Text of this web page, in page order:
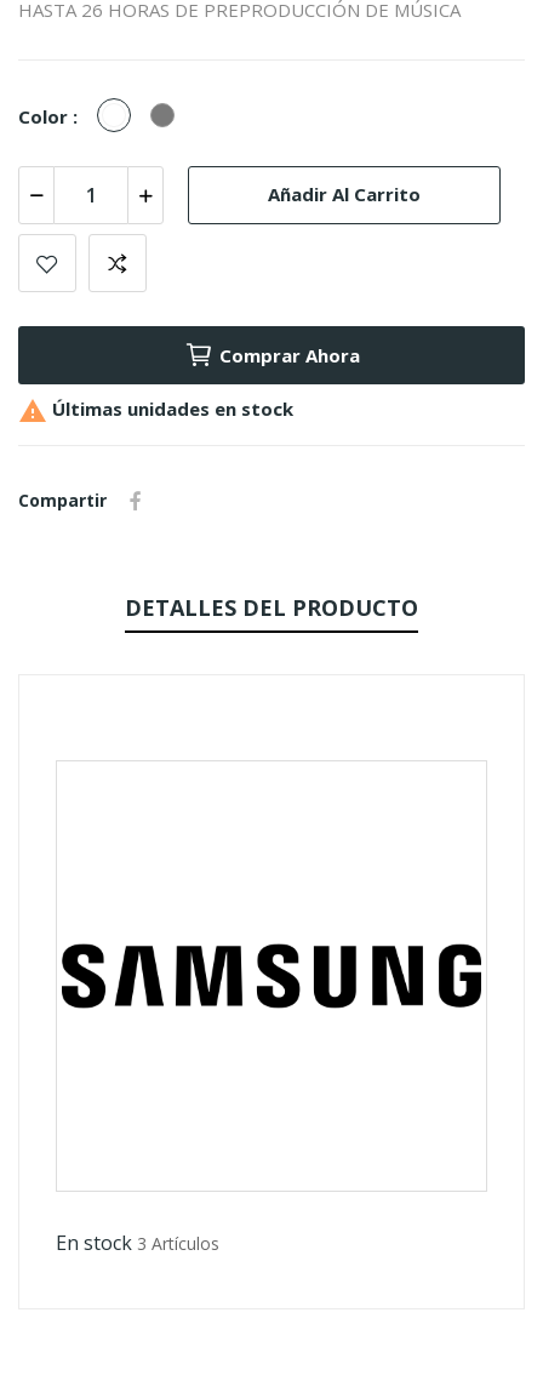
HASTA 26 HORAS DE PREPRODUCCIÓN DE MÚSICA
Color : Galaxy
White
Gray
Añadir Al Carrito
Comprar Ahora
 Últimas unidades en stock
Compartir
DETALLES DEL PRODUCTO
En stock 3 Artículos